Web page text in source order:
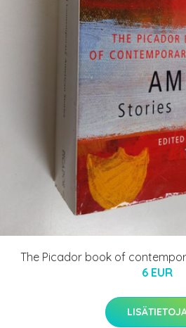
The Picador book of
6 EUR